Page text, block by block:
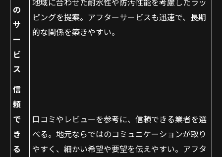
の
サ
ー
ビ
ス
ピングを提案。アフターサービスも迅速で、長期
的な関係を築きやすい。
信
頼
で
き
る
口コミやレビューを参考に、信頼できる業者を選
べる。地元ならではのコミュニケーションが取り
やすく、細かい希望や要望を伝えやすい。アフタ